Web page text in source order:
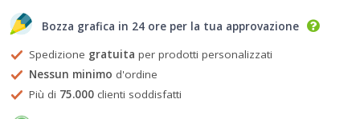
Bozza grafica in 24 ore per la tua approvazione
Spedizione gratuita per prodotti personalizzati
Nessun minimo d'ordine
Più di 75.000 clienti soddisfatti